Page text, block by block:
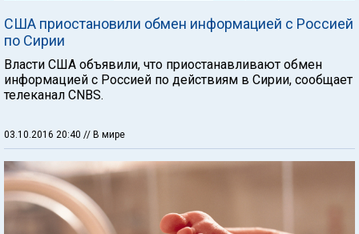
США приостановили обмен информацией с Россией
по Сирии
Власти США объявили, что приостанавливают обмен
информацией с Россией по действиям в Сирии, сообщает
телеканал CNBS.
03.10.2016 20:40 // В мире